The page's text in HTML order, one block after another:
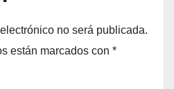
no será publicada.
están marcados con *